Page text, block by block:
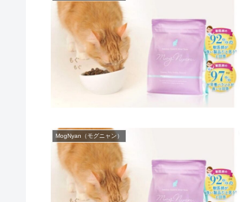
MogNyan（モグニャン）